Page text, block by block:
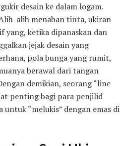
desain ke dalam logam.
alih menahan tinta, ukiran
ketika dipanaskan dan
jejak desain yang
pola bunga yang rumit,
berawal dari tangan
demikian, seorang “line
penting bagi para penjilid
“melukis” dengan emas di